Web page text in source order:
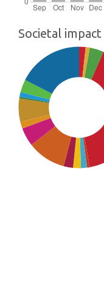
Societal impact